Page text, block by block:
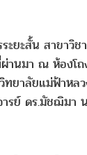
ยะสั้น สาขาวิช
นมา ณ ห้องโถ
ทยาลัยแม่ฟ้าห
รย์ ดร.มัชฌิมา